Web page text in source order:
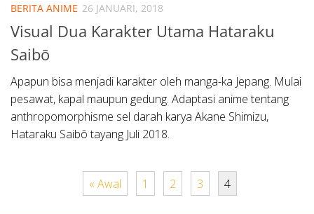
BERITA ANIME 26 JANUARI, 2018
Visual Dua Karakter Utama Hataraku
Saibō
Apapun bisa menjadi karakter oleh manga-ka Jepang. Mulai
pesawat, kapal maupun gedung. Adaptasi anime tentang
anthropomorphisme sel darah karya Akane Shimizu,
Hataraku Saibō tayang Juli 2018.
« Awal 1 2 3 4